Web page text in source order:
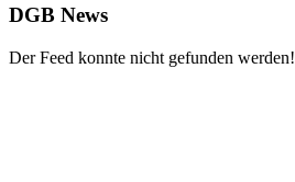
DGB News
Der Feed konnte nicht gefunden werden!